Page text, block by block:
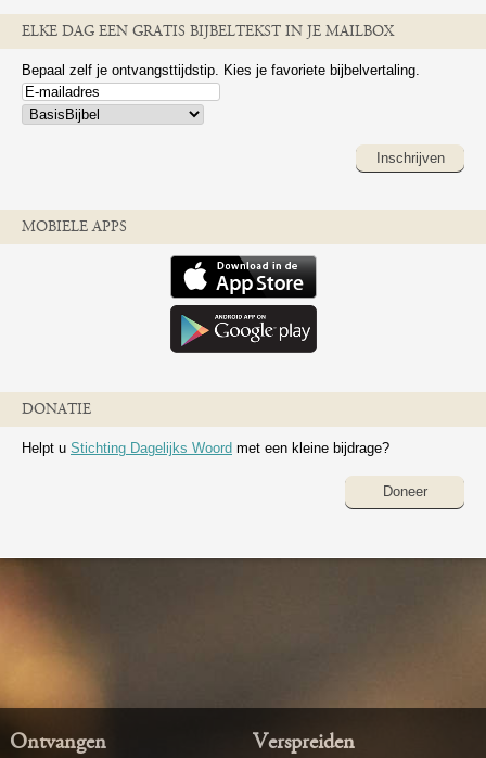
ELKE DAG EEN GRATIS BIJBELTEKST IN JE MAILBOX
Bepaal zelf je ontvangsttijdstip. Kies je favoriete bijbelvertaling.
Inschrijven
MOBIELE APPS
DONATIE
Helpt u Stichting Dagelijks Woord met een kleine bijdrage?
Doneer
Ontvangen Verspreiden